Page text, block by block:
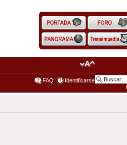
FAQ Identificarse